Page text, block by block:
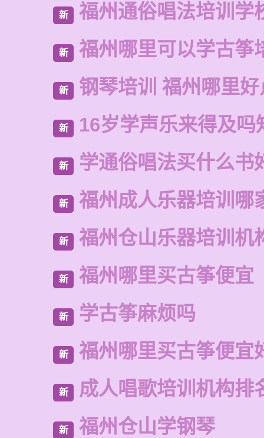
新 福州通俗唱法培训学
新 福州哪里可以学古筝
新 钢琴培训 福州哪里
新 16岁学声乐来得及吗
新 学通俗唱法买什么书
新 福州成人乐器培训哪
新 福州仓山乐器培训机
新 福州哪里买古筝便宜
新 学古筝麻烦吗
新 福州哪里买古筝便宜
新 成人唱歌培训机构排
新 福州仓山学钢琴